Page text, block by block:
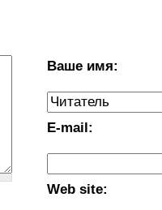
Ваше имя:
E-mail:
Web site: